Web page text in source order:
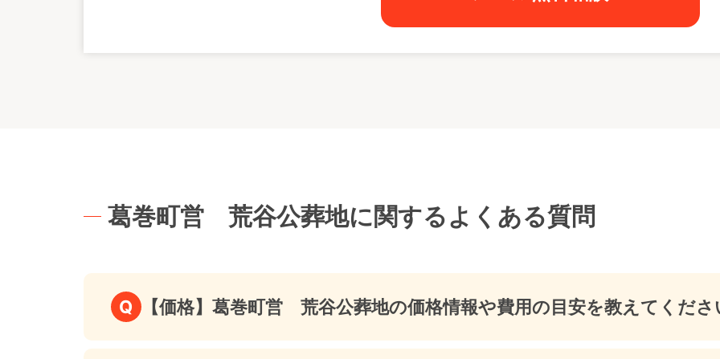
葛巻町営 荒谷公葬地に関するよくある質問
Q 【価格】葛巻町営 荒谷公葬地の価格情報や費用の目安を教えてくださ